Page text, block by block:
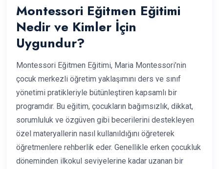
Montessori Eğitmen Eğitimi
Nedir ve Kimler İçin
Uygundur?
Montessori Eğitmen Eğitimi, Maria Montessori’nin
çocuk merkezli öğretim yaklaşımını ders ve sınıf
yönetimi pratikleriyle bütünleştiren kapsamlı bir
programdır. Bu eğitim, çocukların bağımsızlık, dikkat,
sorumluluk ve özgüven gibi becerilerini destekleyen
özel materyallerin nasıl kullanıldığını öğreterek
öğretmenlere rehberlik eder. Genellikle erken çocukluk
döneminden ilkokul seviyelerine kadar uzanan bir